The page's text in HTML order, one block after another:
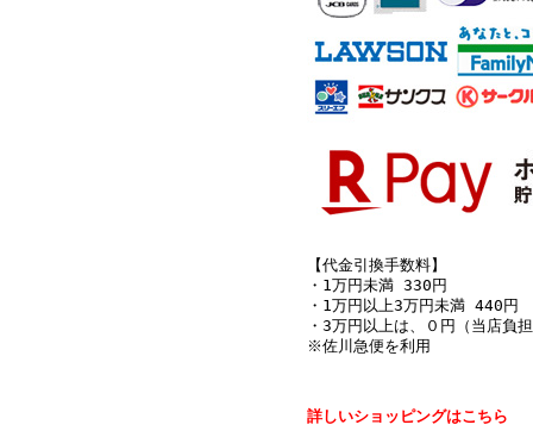
【代金引換手数料】
・1万円未満 330円
・1万円以上3万円未満 440円
・3万円以上は、０円（当店負
※佐川急便を利用
詳しいショッピングはこちら